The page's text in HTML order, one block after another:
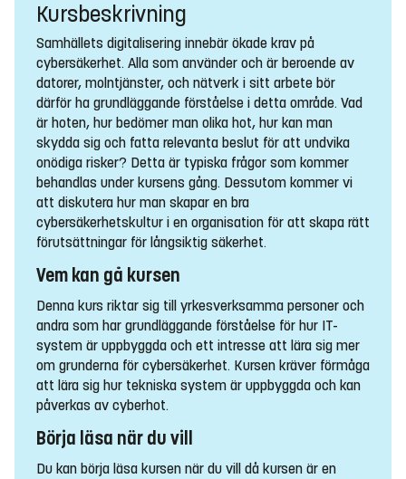
Kursbeskrivning
Samhällets digitalisering innebär ökade krav på
cybersäkerhet. Alla som använder och är beroende av
datorer, molntjänster, och nätverk i sitt arbete bör
därför ha grundläggande förståelse i detta område. Vad
är hoten, hur bedömer man olika hot, hur kan man
skydda sig och fatta relevanta beslut för att undvika
onödiga risker? Detta är typiska frågor som kommer
behandlas under kursens gång. Dessutom kommer vi
att diskutera hur man skapar en bra
cybersäkerhetskultur i en organisation för att skapa rätt
förutsättningar för långsiktig säkerhet.
Vem kan gå kursen
Denna kurs riktar sig till yrkesverksamma personer och
andra som har grundläggande förståelse för hur IT-
system är uppbyggda och ett intresse att lära sig mer
om grunderna för cybersäkerhet. Kursen kräver förmåga
att lära sig hur tekniska system är uppbyggda och kan
påverkas av cyberhot.
Börja läsa när du vill
Du kan börja läsa kursen när du vill då kursen är en